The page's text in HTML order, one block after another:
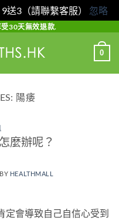
送3（請聯繫客服） 忽略
30天無效退款.
0
陽痿
麼辦呢？
BY HEALTHMALL
定會導致自己自信心受到